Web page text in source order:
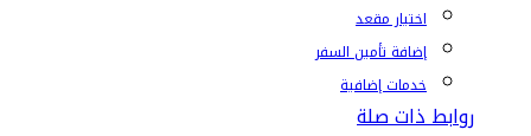
اختيار مقعد
إضافة تأمين السفر
خدمات إضافية
روابط ذات صلة